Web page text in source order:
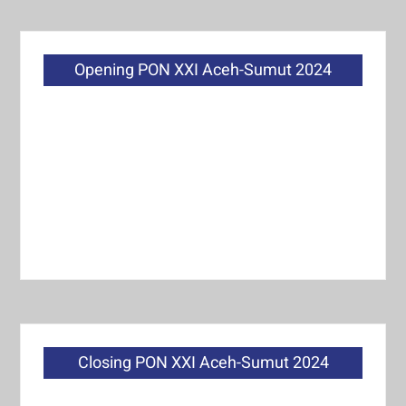
Opening PON XXI Aceh-Sumut 2024
Closing PON XXI Aceh-Sumut 2024